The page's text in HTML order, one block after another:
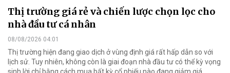
Thị trường giá rẻ và chiến lược chọn lọc cho
nhà đầu tư cá nhân
08/08/2026 04:01
Thị trường hiện đang giao dịch ở vùng định giá rất hấp dẫn so với
lịch sử. Tuy nhiên, không còn là giai đoạn nhà đầu tư có thể kỳ vọng
sinh lời chỉ bằng cách mua bất kỳ cổ phiếu nào đang giảm giá.